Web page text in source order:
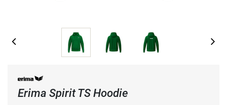
Erima Spirit TS Hoodie